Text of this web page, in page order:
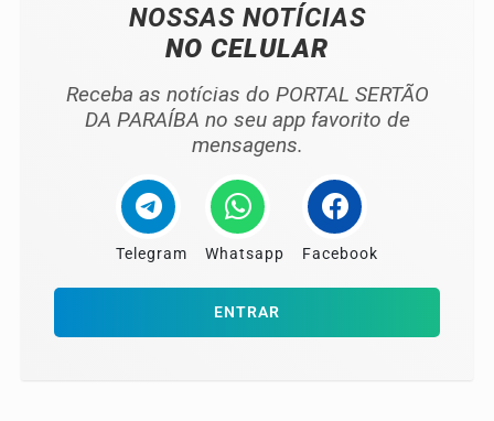
NOSSAS NOTÍCIAS
NO CELULAR
Receba as notícias do PORTAL SERTÃO
DA PARAÍBA no seu app favorito de
mensagens.
Telegram Whatsapp Facebook
ENTRAR